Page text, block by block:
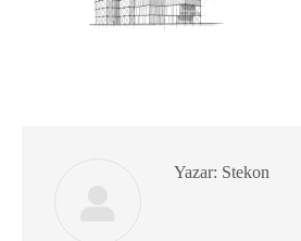
Yazar: Stekon